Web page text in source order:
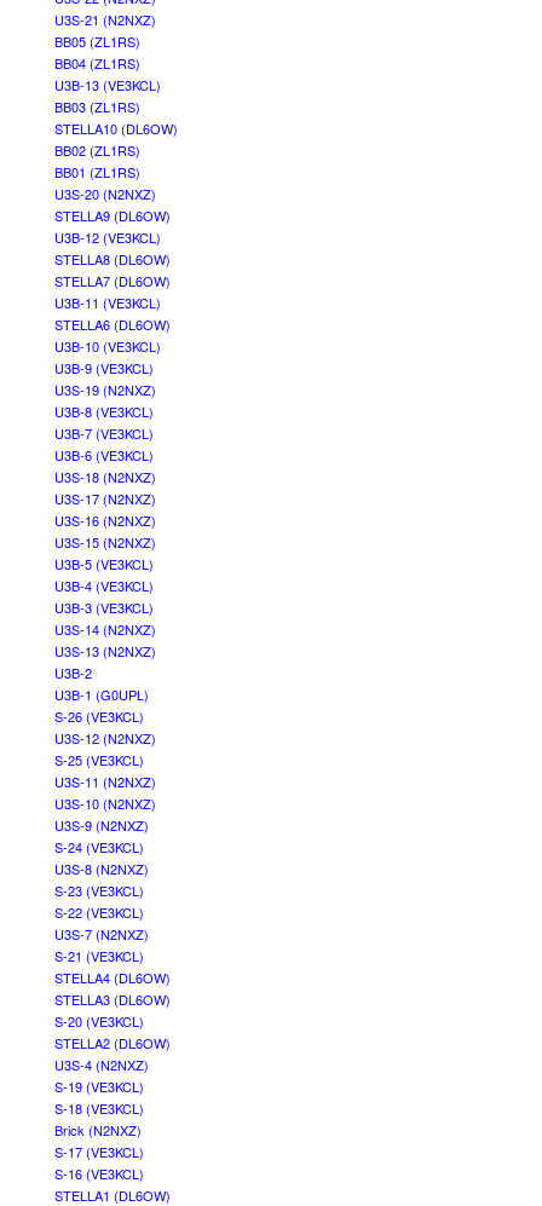
U3S-21 (N2NXZ)
BB05 (ZL1RS)
BB04 (ZL1RS)
U3B-13 (VE3KCL)
BB03 (ZL1RS)
STELLA10 (DL6OW)
BB02 (ZL1RS)
BB01 (ZL1RS)
U3S-20 (N2NXZ)
STELLA9 (DL6OW)
U3B-12 (VE3KCL)
STELLA8 (DL6OW)
STELLA7 (DL6OW)
U3B-11 (VE3KCL)
STELLA6 (DL6OW)
U3B-10 (VE3KCL)
U3B-9 (VE3KCL)
U3S-19 (N2NXZ)
U3B-8 (VE3KCL)
U3B-7 (VE3KCL)
U3B-6 (VE3KCL)
U3S-18 (N2NXZ)
U3S-17 (N2NXZ)
U3S-16 (N2NXZ)
U3S-15 (N2NXZ)
U3B-5 (VE3KCL)
U3B-4 (VE3KCL)
U3B-3 (VE3KCL)
U3S-14 (N2NXZ)
U3S-13 (N2NXZ)
U3B-2
U3B-1 (G0UPL)
S-26 (VE3KCL)
U3S-12 (N2NXZ)
S-25 (VE3KCL)
U3S-11 (N2NXZ)
U3S-10 (N2NXZ)
U3S-9 (N2NXZ)
S-24 (VE3KCL)
U3S-8 (N2NXZ)
S-23 (VE3KCL)
S-22 (VE3KCL)
U3S-7 (N2NXZ)
S-21 (VE3KCL)
STELLA4 (DL6OW)
STELLA3 (DL6OW)
S-20 (VE3KCL)
STELLA2 (DL6OW)
U3S-4 (N2NXZ)
S-19 (VE3KCL)
S-18 (VE3KCL)
Brick (N2NXZ)
S-17 (VE3KCL)
S-16 (VE3KCL)
STELLA1 (DL6OW)